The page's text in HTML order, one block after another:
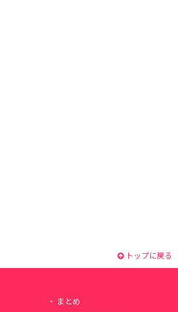
トップに戻る
まとめ